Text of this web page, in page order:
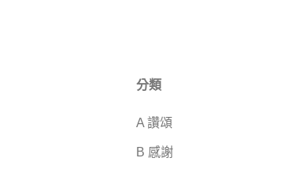
分類
A 讚頌
B 感謝